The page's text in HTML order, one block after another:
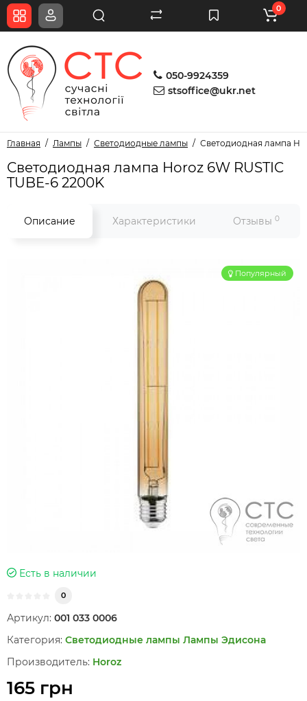
050-9924359
stsoffice@ukr.net
0
Главная Лампы Светодиодные лампы Светодиодная лампа
Светодиодная лампа Horoz 6W RUSTIC
TUBE-6 2200K
Описание Характеристики Отзывы 0
Популярный
Есть в наличии
0
Артикул: 001 033 0006
Категория: Светодиодные лампы Лампы Эдисона
Производитель: Horoz
165 грн